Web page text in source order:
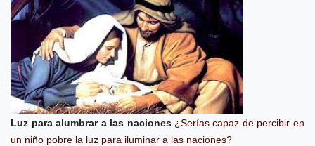
Luz para alumbrar a las naciones. ¿Serías capaz de percibir en
un niño pobre la luz para iluminar a las naciones?